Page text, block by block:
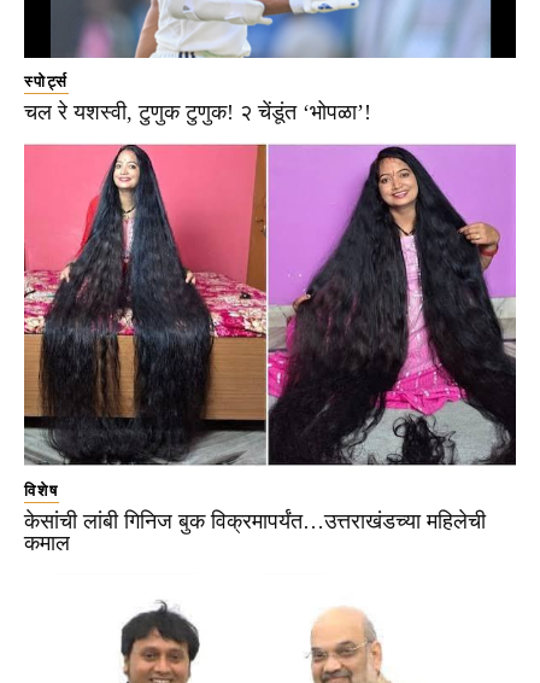
स्पोर्ट्स
चल रे यशस्वी, टुणुक टुणुक! २ चेंडूंत ‘भोपळा’!
विशेष
केसांची लांबी गिनिज बुक विक्रमापर्यंत…उत्तराखंडच्या महिलेची
कमाल